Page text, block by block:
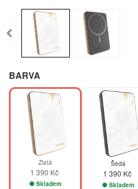
BARVA
Zlatá
1 390 Kč
Skladem
Šedá
1 390 Kč
Skladem